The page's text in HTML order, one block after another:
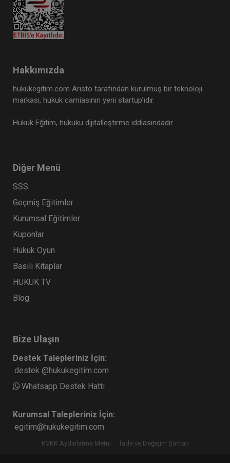
Hakkımızda
hukukegitim.com Aristo tarafından kurulmuş bir teknoloji
markası, hukuk camiasının yeni startup’ıdır.
Hukuk Eğitim, hukuku dijitalleştirme iddiasındadır.
Diğer Menü
SSS
Geçmiş Eğitimler
Kurumsal Eğitimler
Kuponlar
Hukuk Oyun
Basılı Kitaplar
HUKUK TV
Blog
Bize Ulaşın
Destek Talepleriniz İçin:
destek @hukukegitim.com
Whatsapp Destek Hattı
Kurumsal Talepleriniz İçin:
egitim@hukukegitim.com
KVKK Aydınlatma Metni İade ve Değişim Şartları